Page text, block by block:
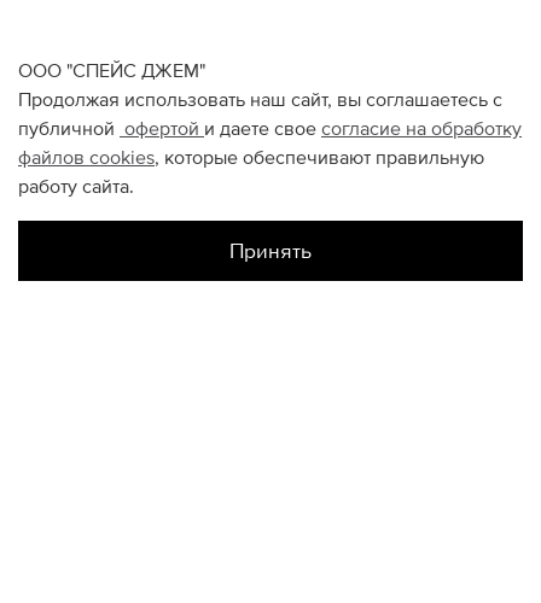
ООО "СПЕЙС ДЖЕМ"
Продолжая использовать наш сайт, вы соглашаетесь с
публичной офертой и даете свое согласие на обработку
файлов cookies, которые обеспечивают правильную
работу сайта.
Принять